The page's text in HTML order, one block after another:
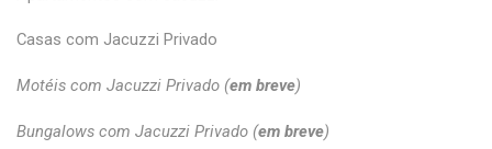
Casas com Jacuzzi Privado
Motéis com Jacuzzi Privado (em breve)
Bungalows com Jacuzzi Privado (em breve)